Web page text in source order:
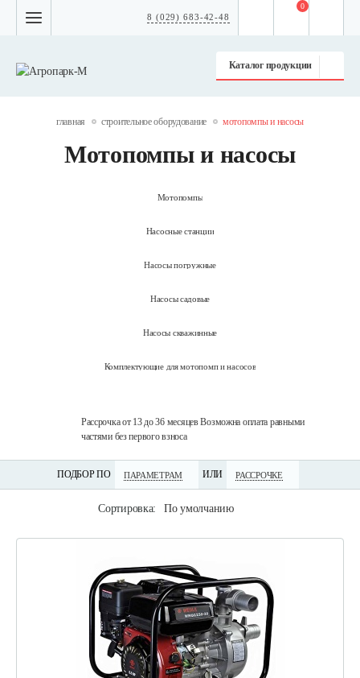
8 (029) 683-42-48
Каталог продукции
0
главная строительное оборудование мотопомпы и насосы
Мотопомпы и насосы
Мотопомпы
Насосные станции
Насосы погружные
Насосы садовые
Насосы скважинные
Комплектующие для мотопомп и насосов
Рассрочка от 13 до 36 месяцев Возможна оплата равными
частями без первого взноса
ПОДБОР ПО ПАРАМЕТРАМ ИЛИ РАССРОЧКЕ
Сортировка: По умолчанию